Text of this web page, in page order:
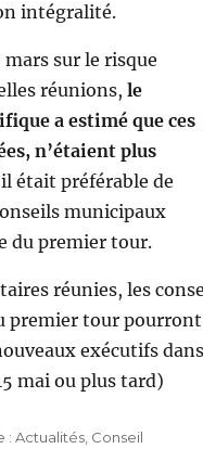
intégralité.
sur le risque
réunions, le
a estimé que ces
n’étaient plus
était préférable de
municipaux
du premier tour.
réunies, les
premier tour pourront
exécutifs dans
mai ou plus tard)
Catégories
Actualités, Conseil